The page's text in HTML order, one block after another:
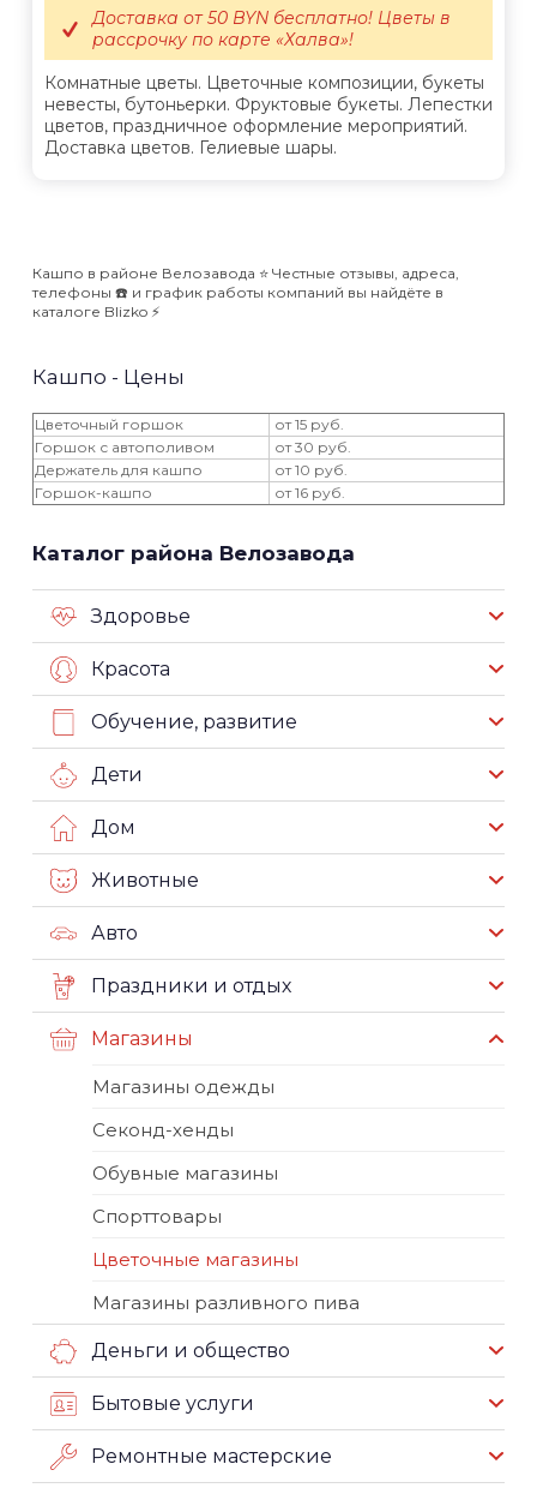
Комнатные цветы. Цветочные композиции, букеты
невесты, бутоньерки. Фруктовые букеты. Лепестки
цветов, праздничное оформление мероприятий.
Доставка цветов. Гелиевые шары.
Доставка от 50 BYN бесплатно! Цветы в
рассрочку по карте «Халва»!
Кашпо в районе Велозавода ⭐️ Честные отзывы, адреса,
телефоны ☎️ и график работы компаний вы найдёте в
каталоге Blizko ⚡️
Кашпо - Цены
Цветочный горшок
от 15 руб.
Горшок с автополивом
от 30 руб.
Держатель для кашпо
от 10 руб.
Горшок-кашпо
от 16 руб.
Каталог района Велозавода
Здоровье
Красота
Обучение, развитие
Дети
Дом
Животные
Авто
Праздники и отдых
Магазины
Магазины одежды
Секонд-хенды
Обувные магазины
Спорттовары
Цветочные магазины
Магазины разливного пива
Деньги и общество
Бытовые услуги
Ремонтные мастерские